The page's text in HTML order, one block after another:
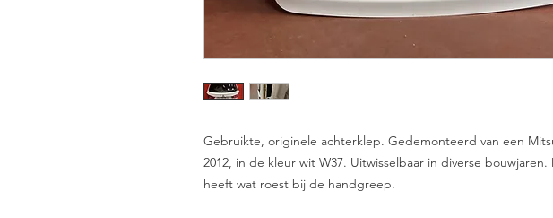
Gebruikte, originele achterklep. Gedemonteerd van een
2012, in de kleur wit W37. Uitwisselbaar in diverse
heeft wat roest bij de handgreep.